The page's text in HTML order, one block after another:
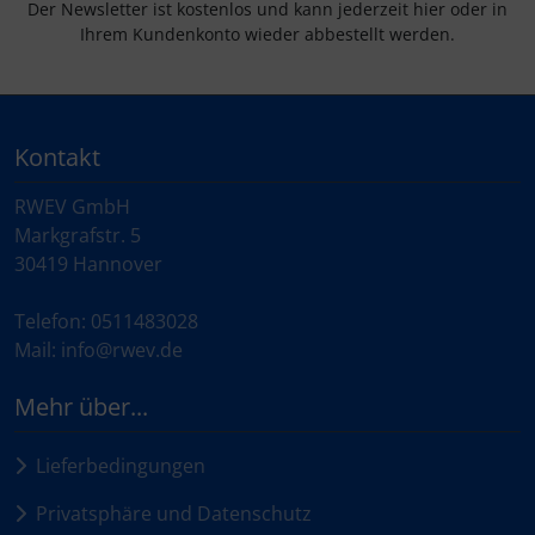
Der Newsletter ist kostenlos und kann jederzeit hier oder in
Ihrem Kundenkonto wieder abbestellt werden.
Kontakt
RWEV GmbH
Markgrafstr. 5
30419 Hannover
Telefon: 0511483028
Mail: info@rwev.de
Mehr über...
Lieferbedingungen
Privatsphäre und Datenschutz